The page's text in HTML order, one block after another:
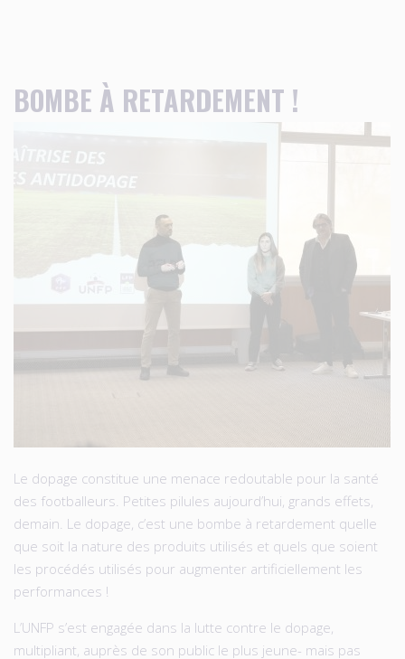
BOMBE À RETARDEMENT !
Le dopage constitue une menace redoutable pour la santé
des footballeurs. Petites pilules aujourd’hui, grands effets,
demain. Le dopage, c’est une bombe à retardement quelle
que soit la nature des produits utilisés et quels que soient
les procédés utilisés pour augmenter artificiellement les
performances !
L’UNFP s’est engagée dans la lutte contre le dopage,
multipliant, auprès de son public le plus jeune- mais pas